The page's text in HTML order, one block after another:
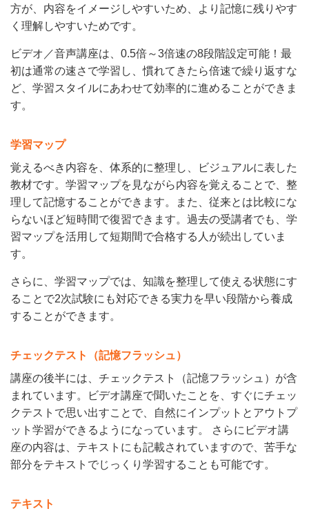
方が、内容をイメージしやすいため、より記憶に残りやす
く理解しやすいためです。
ビデオ／音声講座は、0.5倍～3倍速の8段階設定可能！最
初は通常の速さで学習し、慣れてきたら倍速で繰り返すな
ど、学習スタイルにあわせて効率的に進めることができま
す。
学習マップ
覚えるべき内容を、体系的に整理し、ビジュアルに表した
教材です。学習マップを見ながら内容を覚えることで、整
理して記憶することができます。また、従来とは比較にな
らないほど短時間で復習できます。過去の受講者でも、学
習マップを活用して短期間で合格する人が続出していま
す。
さらに、学習マップでは、知識を整理して使える状態にす
ることで2次試験にも対応できる実力を早い段階から養成
することができます。
チェックテスト（記憶フラッシュ）
講座の後半には、チェックテスト（記憶フラッシュ）が含
まれています。ビデオ講座で聞いたことを、すぐにチェッ
クテストで思い出すことで、自然にインプットとアウトプ
ット学習ができるようになっています。 さらにビデオ講
座の内容は、テキストにも記載されていますので、苦手な
部分をテキストでじっくり学習することも可能です。
テキスト